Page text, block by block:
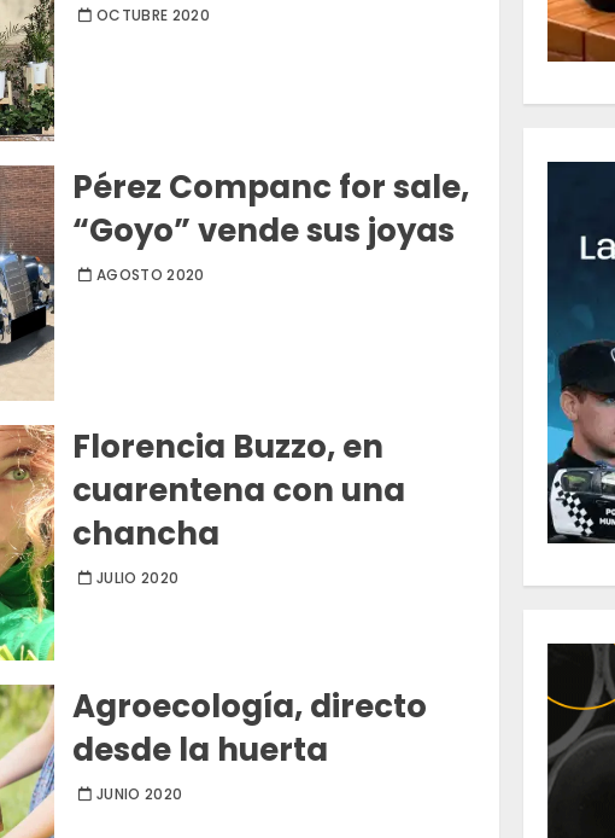
OCTUBRE 2020
Pérez Companc for sale,
“Goyo” vende sus joyas
AGOSTO 2020
Florencia Buzzo, en
cuarentena con una
chancha
JULIO 2020
Agroecología, directo
desde la huerta
JUNIO 2020